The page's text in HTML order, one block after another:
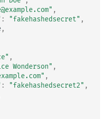
,
: "fakehashedsecret" ,
,
,
Wonderson" ,
,
: "fakehashedsecret2" ,